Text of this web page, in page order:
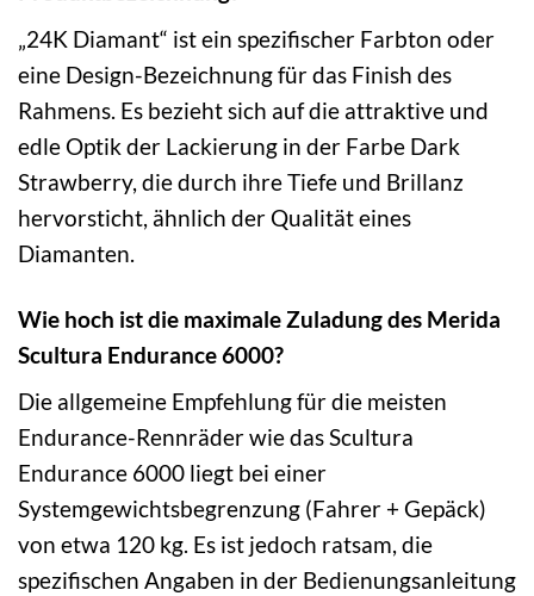
„24K Diamant“ ist ein spezifischer Farbton oder
eine Design-Bezeichnung für das Finish des
Rahmens. Es bezieht sich auf die attraktive und
edle Optik der Lackierung in der Farbe Dark
Strawberry, die durch ihre Tiefe und Brillanz
hervorsticht, ähnlich der Qualität eines
Diamanten.
Wie hoch ist die maximale Zuladung des Merida
Scultura Endurance 6000?
Die allgemeine Empfehlung für die meisten
Endurance-Rennräder wie das Scultura
Endurance 6000 liegt bei einer
Systemgewichtsbegrenzung (Fahrer + Gepäck)
von etwa 120 kg. Es ist jedoch ratsam, die
spezifischen Angaben in der Bedienungsanleitung